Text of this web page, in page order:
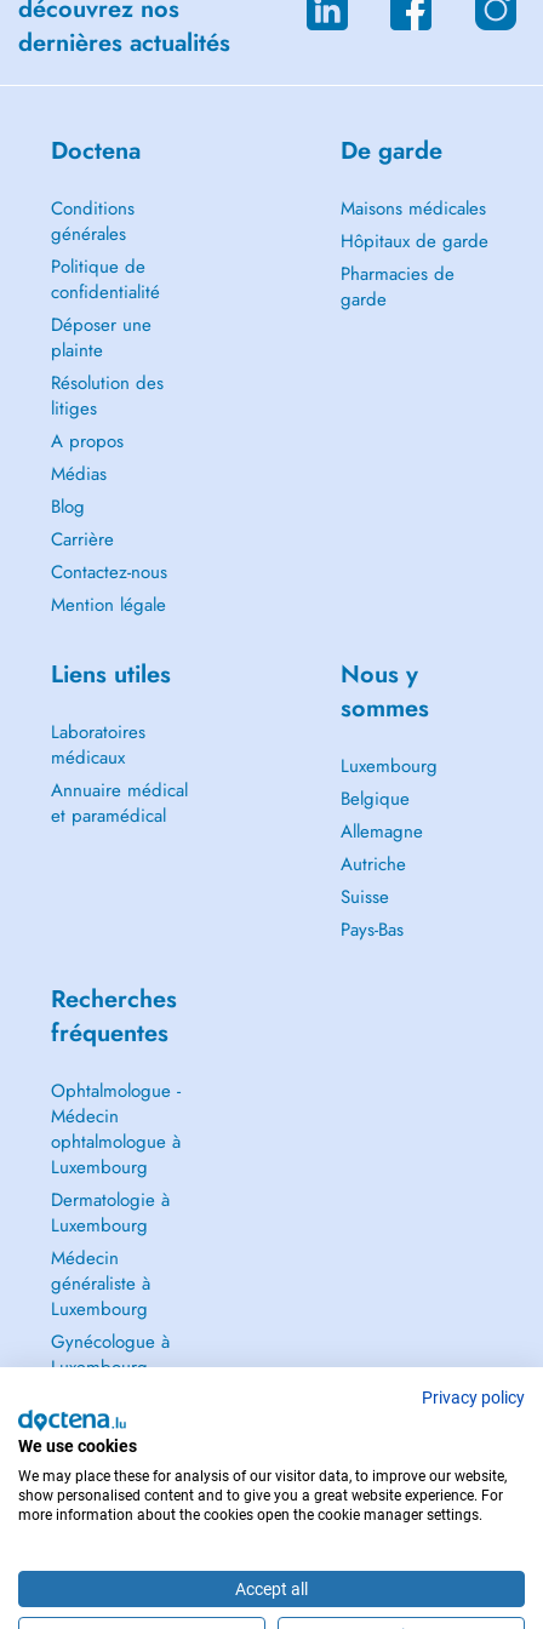
découvrez nos
dernières actualités
Doctena
Conditions
générales
Politique de
confidentialité
Déposer une
plainte
Résolution des
litiges
A propos
Médias
Blog
Carrière
Contactez-nous
Mention légale
De garde
Maisons médicales
Hôpitaux de garde
Pharmacies de
garde
Liens utiles
Laboratoires
médicaux
Annuaire médical
et paramédical
Nous y
sommes
Luxembourg
Belgique
Allemagne
Autriche
Suisse
Pays-Bas
Recherches
fréquentes
Ophtalmologue -
Médecin
ophtalmologue à
Luxembourg
Dermatologie à
Luxembourg
Médecin
généraliste à
Luxembourg
Gynécologue à
Luxembourg
POUR LES URGENCES, CONSULTEZ : 112
Privacy policy
We use cookies
We may place these for analysis of our visitor data, to improve our website,
show personalised content and to give you a great website experience. For
more information about the cookies open the cookie manager settings.
Accept all